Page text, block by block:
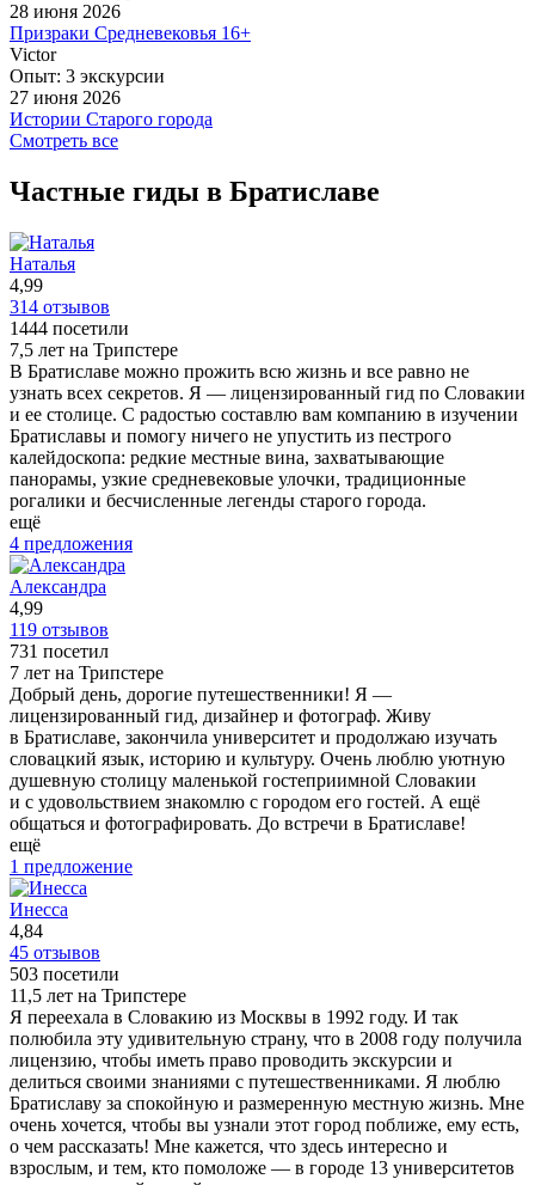
ещё
спасибо Рекомендуем.
ещё
28 июня 2026
Призраки Средневековья 16+
Экскурсия понравилась, было интересно и увлекательно.
Осталось небольшое ощущение недосказанности, Алекс
немного отвлекался на неактуальные для основного
количества участников темы, потратившие минут 20
общего экскурсионное время ,что повлекло за собой
взгляд стоило как минимум не начинать последний рассказ,
красиво подвести к завершению , а не посмотрев на часы ,
испортило впечатление на столько, чтобы быть не
объективными в оценке экскурсии и экскурсовода как
рассказчика, надеюсь наши впечатления примут как
пожелания на будущее, и в следующий приезд будем рады
услышать ещё много интересных историй.
ещё
Victor
Опыт: 3 экскурсии
27 июня 2026
Истории Старого города
Рекомендую экскурсии с Инессой. Сразу возникает контакт
современности. Небольшая по времени экскурсия, пешая по
старому городу, но интересная и познавательная. Спасибо
ещё
Смотреть все
Частные гиды в Братиславе
Наталья
4,99
314 отзывов
1444 посетили
7,5 лет на Трипстере
В Братиславе можно прожить всю жизнь и все равно не
узнать всех секретов. Я — лицензированный гид по Словакии
и ее столице. С радостью составлю вам компанию в изучении
Братиславы и помогу ничего не упустить из пестрого
калейдоскопа: редкие местные вина, захватывающие
панорамы, узкие средневековые улочки, традиционные
рогалики и бесчисленные легенды старого города.
ещё
4 предложения
Александра
4,99
119 отзывов
731 посетил
7 лет на Трипстере
Добрый день, дорогие путешественники! Я —
лицензированный гид, дизайнер и фотограф. Живу
в Братиславе, закончила университет и продолжаю изучать
словацкий язык, историю и культуру. Очень люблю уютную
душевную столицу маленькой гостеприимной Словакии
и с удовольствием знакомлю с городом его гостей. А ещё
общаться и фотографировать. До встречи в Братиславе!
ещё
1 предложение
Инесса
4,84
45 отзывов
503 посетили
11,5 лет на Трипстере
Я переехала в Словакию из Москвы в 1992 году. И так
полюбила эту удивительную страну, что в 2008 году получила
лицензию, чтобы иметь право проводить экскурсии и
делиться своими знаниями с путешественниками. Я люблю
Братиславу за спокойную и размеренную местную жизнь. Мне
очень хочется, чтобы вы узнали этот город поближе, ему есть,
о чем рассказать! Мне кажется, что здесь интересно и
взрослым, и тем, кто помоложе — в городе 13 университетов